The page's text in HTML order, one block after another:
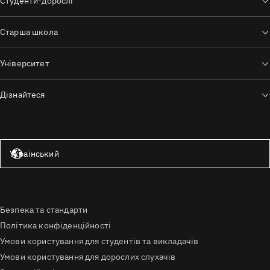
Старша школа
Університет
Дізнайтеся
Український
Безпека та стандарти
Політика конфіденційності
Умови користування для студентів та викладачів
Умови користування для дорослих слухачів